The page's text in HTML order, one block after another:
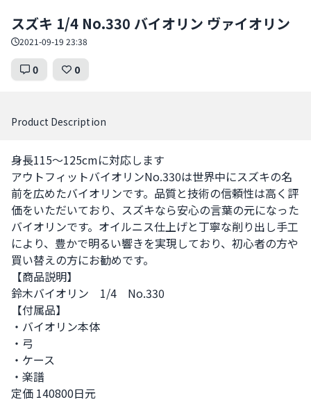
スズキ 1/4 No.330 バイオリン ヴァイオリン
2021-09-19 23:38
0 0
Product Description
身長115～125cmに対応します
アウトフィットバイオリンNo.330は世界中にスズキの名
前を広めたバイオリンです。品質と技術の信頼性は高く評
価をいただいており、スズキなら安心の言葉の元になった
バイオリンです。オイルニス仕上げと丁寧な削り出し手工
により、豊かで明るい響きを実現しており、初心者の方や
買い替えの方にお勧めです。
【商品説明】
鈴木バイオリン　1/4　No.330
【付属品】
・バイオリン本体
・弓
・ケース
・楽譜
定価 140800日元